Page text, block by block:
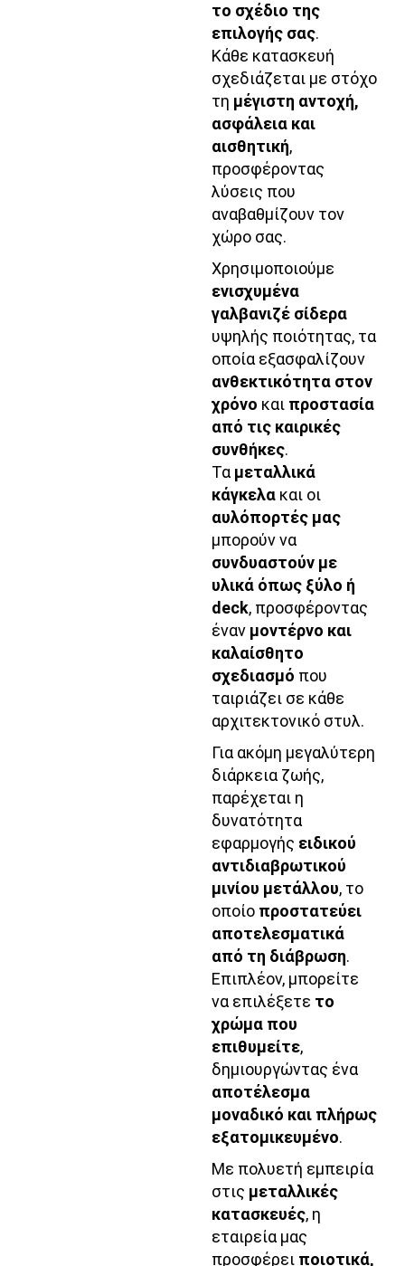
το σχέδιο της
επιλογής σας.
Κάθε κατασκευή
σχεδιάζεται με στόχο
τη μέγιστη αντοχή,
ασφάλεια και
αισθητική,
προσφέροντας
λύσεις που
αναβαθμίζουν τον
χώρο σας.
Χρησιμοποιούμε
ενισχυμένα
γαλβανιζέ σίδερα
υψηλής ποιότητας, τα
οποία εξασφαλίζουν
ανθεκτικότητα στον
χρόνο και προστασία
από τις καιρικές
συνθήκες.
Τα μεταλλικά
κάγκελα και οι
αυλόπορτές μας
μπορούν να
συνδυαστούν με
υλικά όπως ξύλο ή
deck, προσφέροντας
έναν μοντέρνο και
καλαίσθητο
σχεδιασμό που
ταιριάζει σε κάθε
αρχιτεκτονικό στυλ.
Για ακόμη μεγαλύτερη
διάρκεια ζωής,
παρέχεται η
δυνατότητα
εφαρμογής ειδικού
αντιδιαβρωτικού
μινίου μετάλλου, το
οποίο προστατεύει
αποτελεσματικά
από τη διάβρωση.
Επιπλέον, μπορείτε
να επιλέξετε το
χρώμα που
επιθυμείτε,
δημιουργώντας ένα
αποτέλεσμα
μοναδικό και πλήρως
εξατομικευμένο.
Με πολυετή εμπειρία
στις μεταλλικές
κατασκευές, η
εταιρεία μας
προσφέρει ποιοτικά,